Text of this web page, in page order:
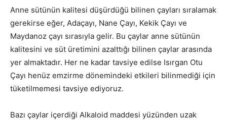
Anne sütünün kalitesi düşürdüğü bilinen çayları sıralamak
gerekirse eğer, Adaçayı, Nane Çayı, Kekik Çayı ve
Maydanoz çayı sırasıyla gelir. Bu çaylar anne sütünün
kalitesini ve süt üretimini azalttığı bilinen çaylar arasında
yer almaktadır. Her ne kadar tavsiye edilse Isırgan Otu
Çayı henüz emzirme dönemindeki etkileri bilinmediği için
tüketilmemesi tavsiye ediyoruz.
Bazı çaylar içerdiği Alkaloid maddesi yüzünden uzak